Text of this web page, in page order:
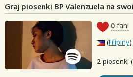
Graj piosenki BP Valenzuela na
0 fani
(Filipiny)
2 piosenki